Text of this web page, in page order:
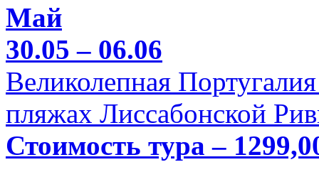
Май
30.05 – 06.06
Великолепная
пляжах Лиссабонской
Стоимость тура –